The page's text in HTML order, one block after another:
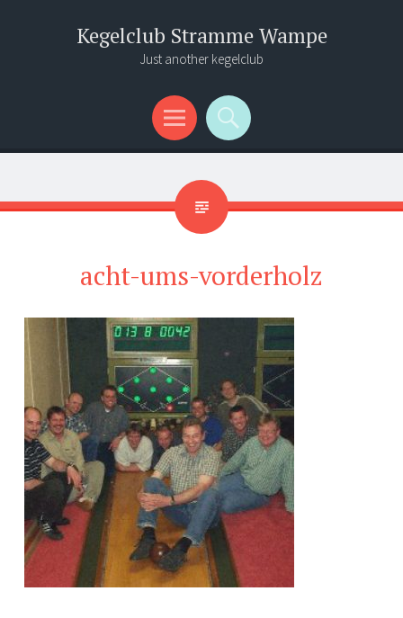
Kegelclub Stramme Wampe
Just another kegelclub
Menü
Suchen
acht-ums-vorderholz